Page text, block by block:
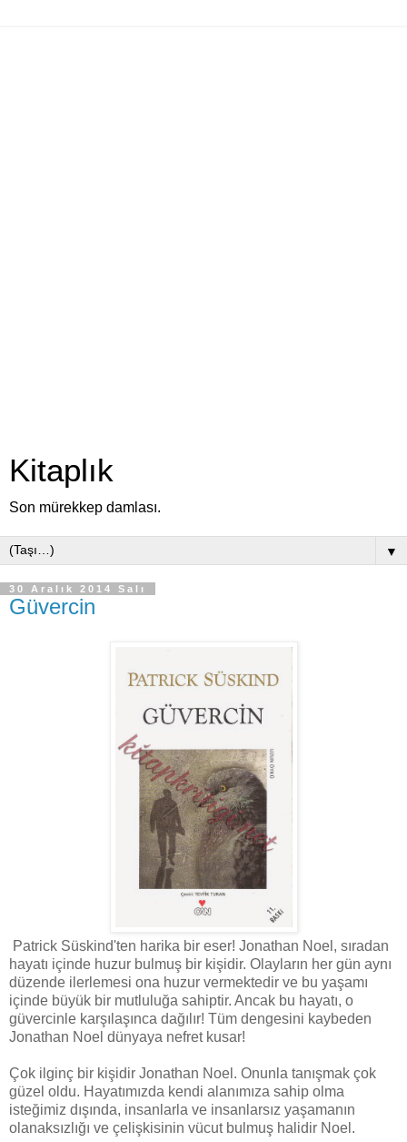
Kitaplık
Son mürekkep damlası.
▼
30 Aralık 2014 Salı
Güvercin
Patrick Süskind'ten harika bir eser! Jonathan Noel, sıradan
hayatı içinde huzur bulmuş bir kişidir. Olayların her gün aynı
düzende ilerlemesi ona huzur vermektedir ve bu yaşamı
içinde büyük bir mutluluğa sahiptir. Ancak bu hayatı, o
güvercinle karşılaşınca dağılır! Tüm dengesini kaybeden
Jonathan Noel dünyaya nefret kusar!
Çok ilginç bir kişidir Jonathan Noel. Onunla tanışmak çok
güzel oldu. Hayatımızda kendi alanımıza sahip olma
isteğimiz dışında, insanlarla ve insanlarsız yaşamanın
olanaksızlığı ve çelişkisinin vücut bulmuş halidir Noel.